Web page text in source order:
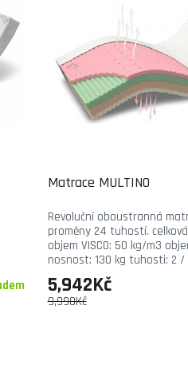
Matrace MULTINO
Revoluční oboustranná
proměny 24 tuhostí. celková
objem VISCO: 50 kg/m3
nosnost: 130 kg tuhosti: 2
9,990Kč
5,942Kč